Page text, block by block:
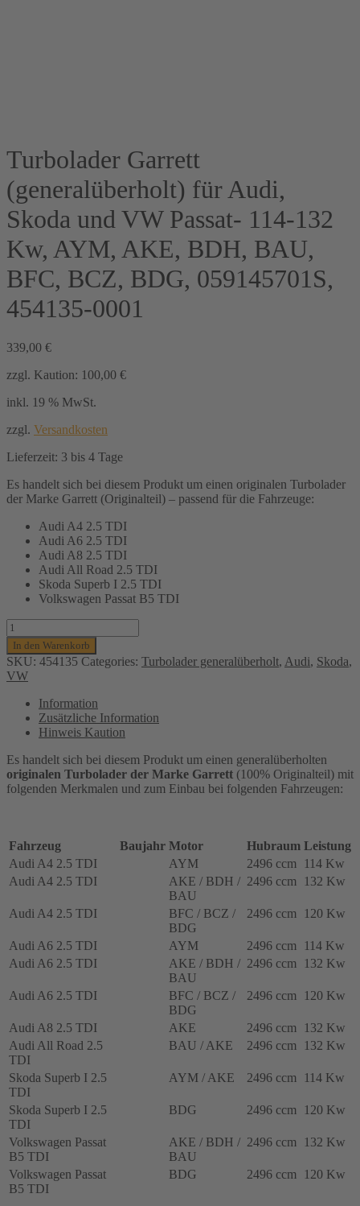
Turbolader Garrett
(generalüberholt) für Audi,
Skoda und VW Passat- 114-132
Kw, AYM, AKE, BDH, BAU,
BFC, BCZ, BDG, 059145701S,
454135-0001
339,00 €
zzgl. Kaution: 100,00 €
inkl. 19 % MwSt.
zzgl. Versandkosten
Lieferzeit: 3 bis 4 Tage
Es handelt sich bei diesem Produkt um einen originalen Turbolader
der Marke Garrett (Originalteil) – passend für die Fahrzeuge:
Audi A4 2.5 TDI
Audi A6 2.5 TDI
Audi A8 2.5 TDI
Audi All Road 2.5 TDI
Skoda Superb I 2.5 TDI
Volkswagen Passat B5 TDI
Turbolader
Garrett
(generalüberholt)
für
Audi,
Passat-
114-
132
Kw,
AYM,
BAU,
BFC,
BCZ,
BDG,
454135-
Menge
In den Warenkorb
SKU: 454135 Categories: Turbolader generalüberholt, Audi, Skoda,
VW
Information
Zusätzliche Information
Hinweis Kaution
Es handelt sich bei diesem Produkt um einen generalüberholten
originalen Turbolader der Marke Garrett (100% Originalteil) mit
folgenden Merkmalen und zum Einbau bei folgenden Fahrzeugen:
Fahrzeug Baujahr Motor Hubraum Leistung
Audi A4 2.5 TDI
AYM 2496 ccm
114 Kw
Audi A4 2.5 TDI
AKE / BDH /
BAU
2496 ccm 132 Kw
Audi A4 2.5 TDI
BFC / BCZ /
BDG
2496 ccm 120 Kw
Audi A6 2.5 TDI AYM 2496 ccm
114 Kw
Audi A6 2.5 TDI
AKE / BDH /
BAU
2496 ccm 132 Kw
Audi A6 2.5 TDI
BFC / BCZ /
BDG
2496 ccm 120 Kw
Audi A8 2.5 TDI AKE 2496 ccm
132 Kw
Audi All Road 2.5
TDI
BAU / AKE 2496 ccm 132 Kw
Skoda Superb I 2.5
TDI
AYM / AKE 2496 ccm 114 Kw
Skoda Superb I 2.5
TDI
BDG 2496 ccm 120 Kw
Volkswagen Passat
B5 TDI
AKE / BDH /
BAU
2496 ccm 132 Kw
Volkswagen Passat
B5 TDI
BDG 2496 ccm 120 Kw